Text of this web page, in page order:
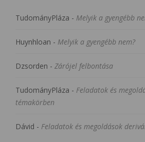
TudományPláza - Melyik a gyengébb
Huynhloan - Melyik a gyengébb nem?
Dzsorden - Zárójel felbontása
TudományPláza - Feladatok és
témakörben
Dávid - Feladatok és megoldások